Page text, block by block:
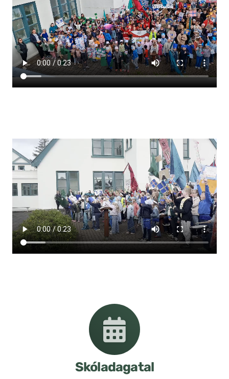
Skóladagatal
Læsi
Lestrarheftin
Náms- og kennsluáætlanir
Námsráðgjafi
Stundaskrár
Valgreinar
Umsókn um val utanskóla
Foreldrafélag
Samstarf heimilis og skóla
Áætlanir og stefnur